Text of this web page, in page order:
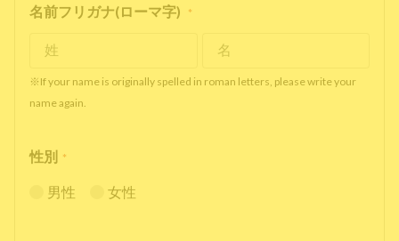
名前フリガナ(ローマ字) *
※If your name is originally spelled in roman letters, please write your
name again.
性別 *
男性 女性